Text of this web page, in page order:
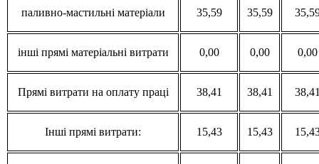
паливно-мастильні матеріали 35,59 35,59
інші прямі матеріальні витрати 0,00 0,00 0,00
Прямі витрати на оплату праці 38,41 38,41
Інші прямі витрати: 15,43 15,43